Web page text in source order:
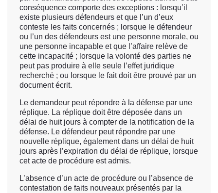
conséquence comporte des exceptions : lorsqu’il
existe plusieurs défendeurs et que l’un d’eux
conteste les faits concernés ; lorsque le défendeur
ou l’un des défendeurs est une personne morale, ou
une personne incapable et que l’affaire relève de
cette incapacité ; lorsque la volonté des parties ne
peut pas produire à elle seule l’effet juridique
recherché ; ou lorsque le fait doit être prouvé par un
document écrit.
Le demandeur peut répondre à la défense par une
réplique. La réplique doit être déposée dans un
délai de huit jours à compter de la notification de la
défense. Le défendeur peut répondre par une
nouvelle réplique, également dans un délai de huit
jours après l’expiration du délai de réplique, lorsque
cet acte de procédure est admis.
L’absence d’un acte de procédure ou l’absence de
contestation de faits nouveaux présentés par la